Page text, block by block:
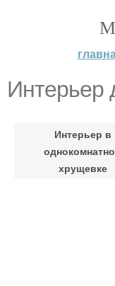
Интерьер
Интерьер в
хрущевке